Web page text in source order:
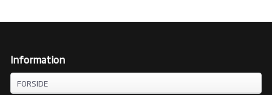
Information
FORSIDE